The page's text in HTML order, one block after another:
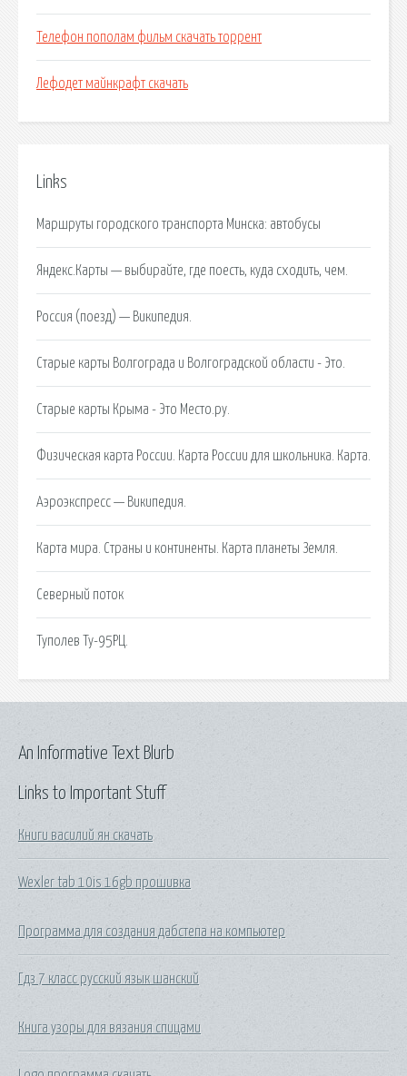
Телефон пополам фильм скачать торрент
Лефодет майнкрафт скачать
Links
Маршруты городского транспорта Минска: автобусы
Яндекс.Карты — выбирайте, где поесть, куда сходить, чем.
Россия (поезд) — Википедия.
Старые карты Волгограда и Волгоградской области - Это.
Старые карты Крыма - Это Место.ру.
Физическая карта России. Карта России для школьника. Карта.
Аэроэкспресс — Википедия.
Карта мира. Страны и континенты. Карта планеты Земля.
Северный поток
Туполев Ту-95РЦ.
Links to Important Stuff
Книги василий ян скачать
Wexler tab 10is 16gb прошивка
Программа для создания дабстепа на компьютер
Гдз 7 класс русский язык шанский
Книга узоры для вязания спицами
An Informative Text Blurb